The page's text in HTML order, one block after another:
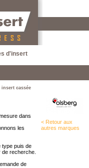
d'insert
cassée
dans
les
type puis de
recherche.
de
< Retour aux
autres marques